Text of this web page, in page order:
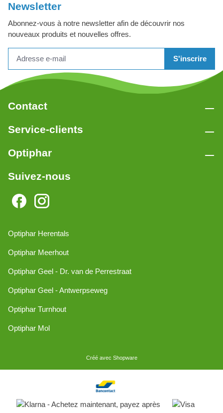
Newsletter
Abonnez-vous à notre newsletter afin de découvrir nos
nouveaux produits et nouvelles offres.
S'inscrire
Contact
Service-clients
Optiphar
Suivez-nous
Optiphar Herentals
Optiphar Meerhout
Optiphar Geel - Dr. van de Perrestraat
Optiphar Geel - Antwerpseweg
Optiphar Turnhout
Optiphar Mol
Créé avec Shopware